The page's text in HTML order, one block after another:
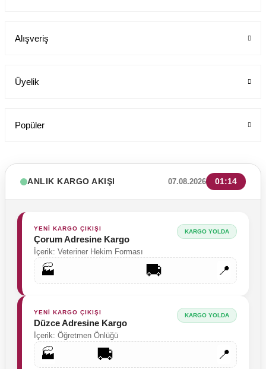
Alışveriş
Üyelik
Popüler
ANLIK KARGO AKIŞI 07.08.2026 01:14
YENİ KARGO ÇIKIŞI
Çorum Adresine Kargo
İçerik: Veteriner Hekim Forması
KARGO YOLDA
🏭 🚚 📍
YENİ KARGO ÇIKIŞI
Düzce Adresine Kargo
İçerik: Öğretmen Önlüğü
KARGO YOLDA
🏭 🚚 📍